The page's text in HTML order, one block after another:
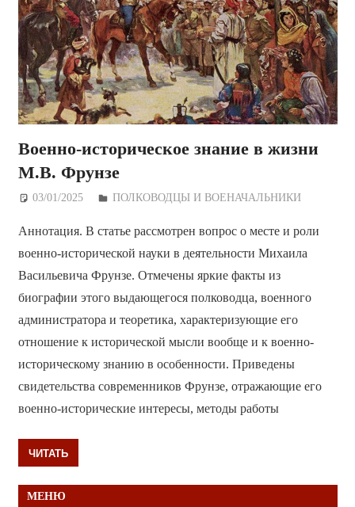
Военно-историческое знание в жизни
М.В. Фрунзе
03/01/2025 Дежурный по Редакции
ПОЛКОВОДЦЫ И ВОЕНАЧАЛЬНИКИ
Аннотация. В статье рассмотрен вопрос о месте и роли
военно-исторической науки в деятельности Михаила
Васильевича Фрунзе. Отмечены яркие факты из
биографии этого выдающегося полководца, военного
администратора и теоретика, характеризующие его
отношение к исторической мысли вообще и к военно-
историческому знанию в особенности. Приведены
свидетельства современников Фрунзе, отражающие его
военно-исторические интересы, методы работы
ЧИТАТЬ
МЕНЮ